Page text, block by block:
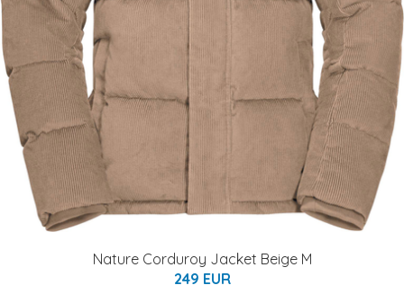
Nature Corduroy Jacket Beige M
249 EUR